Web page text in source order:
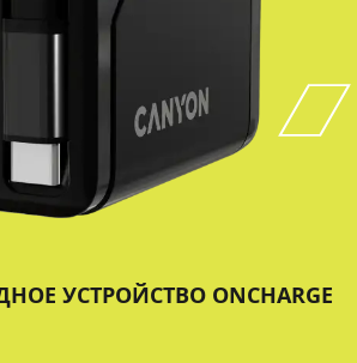
УСТРОЙСТВО ONCHARGE